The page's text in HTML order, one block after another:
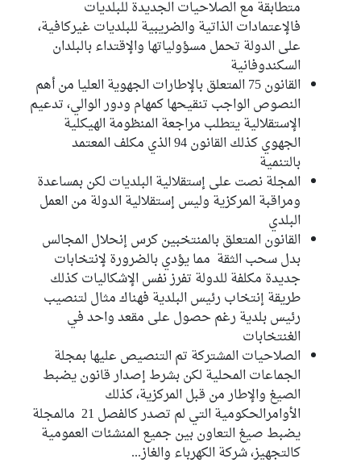
متطابقة مع الصلاحيات الجديدة للبلديات
فالإعتمادات الذاتية والضريبية للبلديات غيركافية،
على الدولة تحمل مسؤولياتها والإقتداء بالبلدان
السكندوفانية
القانون 75 المتعلق بالإطارات الجهوية العليا من أهم
النصوص الواجب تنقيحها كمهام ودور الوالي، تدعيم
الإستقلالية يتطلب مراجعة المنظومة الهيكلية
الجهوي كذلك القانون 94 الذي مكلف المعتمد
بالتنمية
المجلة نصت على إستقلالية البلديات لكن بمساعدة
ومراقبة المركزية وليس إستقلالية الدولة من العمل
البلدي
القانون المتعلق بالمنتخبين كرس إنحلال المجالس
بدل سحب الثقة مما يؤدي بالضرورة لإنتخابات
جديدة مكلفة للدولة تفرز نفس الإشكاليات كذلك
طريقة إنتخاب رئيس البلدية فهناك مثال لتنصيب
رئيس بلدية رغم حصول على مقعد واحد في
الغنتخابات
الصلاحيات المشتركة تم التنصيص عليها بمجلة
الجماعات المحلية لكن بشرط إصدار قانون يضبط
الصيغ والإطار من قبل المركزية، كذلك
الأوامرالحكومية التي لم تصدر كالفصل 21 مالمجلة
يضبط صيغ التعاون بين جميع المنشئات العمومية
كالتجهيز، شركة الكهرباء والغاز...